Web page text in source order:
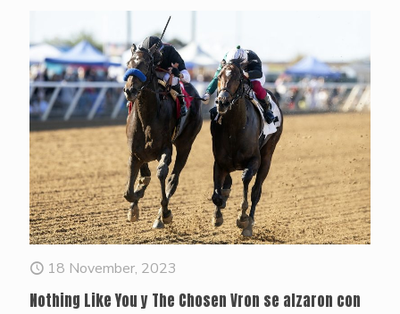
18 November, 2023
Nothing Like You y The Chosen Vron se alzaron con